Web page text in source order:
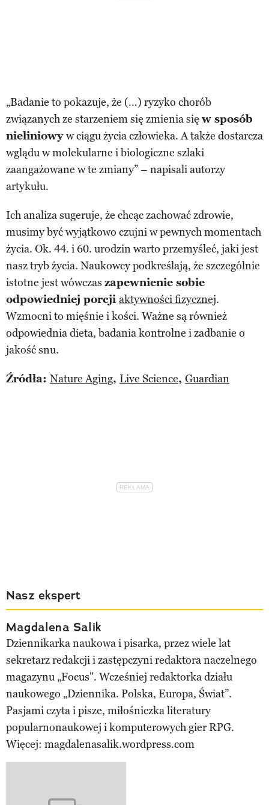
„Badanie to pokazuje, że (…) ryzyko chorób
związanych ze starzeniem się zmienia się w sposób
nieliniowyw ciągu życia człowieka. A także dostarcza
wglądu w molekularne i biologiczne szlaki
zaangażowane w te zmiany” – napisali autorzy
artykułu.
Ich analiza sugeruje, że chcąc zachować zdrowie,
musimy być wyjątkowo czujni w pewnych momentach
życia. Ok. 44. i 60. urodzin warto przemyśleć, jaki jest
nasz tryb życia. Naukowcy podkreślają, że szczególnie
istotne jest wówczas zapewnienie sobie
odpowiedniej porcji aktywności fizycznej.
Wzmocni to mięśnie i kości. Ważne są również
odpowiednia dieta, badania kontrolne i zadbanie o
jakość snu.
Źródła: Nature Aging, Live Science, Guardian
Nasz ekspert
Magdalena Salik
Dziennikarka naukowa i pisarka, przez wiele lat
sekretarz redakcji i zastępczyni redaktora naczelnego
magazynu „Focus". Wcześniej redaktorka działu
naukowego „Dziennika. Polska, Europa, Świat”.
Pasjami czyta i pisze, miłośniczka literatury
popularnonaukowej i komputerowych gier RPG.
Więcej: magdalenasalik.wordpress.com